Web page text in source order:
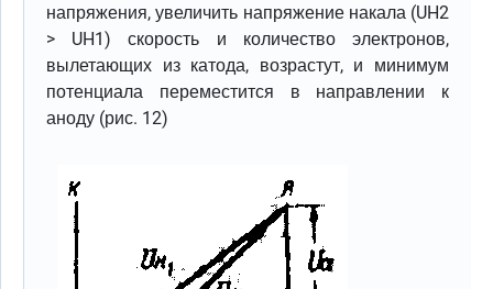
напряжения, увеличить напряжение накала (UH2
> UH1) скорость и количество электронов,
вылетающих из катода, возрастут, и минимум
потенциала переместится в направлении к
аноду (рис. 12)